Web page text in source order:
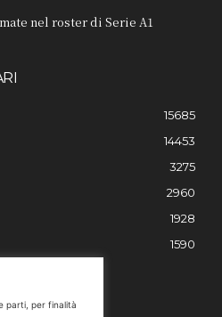
nel roster di Serie A1
15685
14453
3275
2960
1928
1590
parti, per finalità